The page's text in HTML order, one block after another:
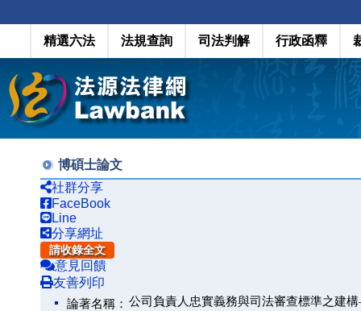
精選六法 法規查詢 司法判解 行政函釋
博碩士論文
社群分享
FaceBook
Line
分享網址
請收錄全文
意見回饋
友善列印
論著名稱： 公司負責人忠實義務與司法審查標準之建